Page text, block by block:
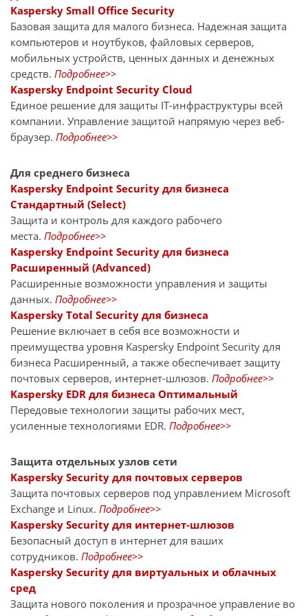
Kaspersky Small Office Security
Базовая защита для малого бизнеса. Надежная защита
компьютеров и ноутбуков, файловых серверов,
мобильных устройств, ценных данных и денежных
средств. Подробнее>>
Kaspersky Endpoint Security Cloud
Единое решение для защиты IT-инфраструктуры всей
компании. Управление защитой напрямую через веб-
браузер. Подробнее>>
Для среднего бизнеса
Kaspersky Endpoint Security для бизнеса
Стандартный (Select)
Защита и контроль для каждого рабочего
места. Подробнее>>
Kaspersky Endpoint Security для бизнеса
Расширенный (Advanced)
Расширенные возможности управления и защиты
данных. Подробнее>>
Kaspersky Total Security для бизнеса
Решение включает в себя все возможности и
преимущества уровня Kaspersky Endpoint Security для
бизнеса Расширенный, а также обеспечивает защиту
почтовых серверов, интернет-шлюзов. Подробнее>>
Kaspersky EDR для бизнеса Оптимальный
Передовые технологии защиты рабочих мест,
усиленные технологиями EDR. Подробнее>>
Защита отдельных узлов сети
Kaspersky Security для почтовых серверов
Защита почтовых серверов под управлением Microsoft
Exchange и Linux. Подробнее>>
Kaspersky Security для интернет-шлюзов
Безопасный доступ в интернет для ваших
сотрудников. Подробнее>>
Kaspersky Security для виртуальных и облачных
сред
Защита нового поколения и прозрачное управление во